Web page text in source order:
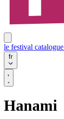
le festival catalogue
fr
Hanami